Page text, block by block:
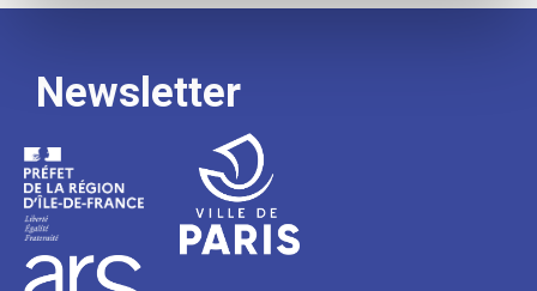
Newsletter